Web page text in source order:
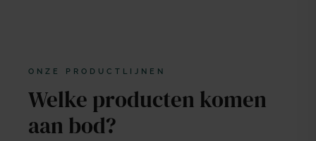
ONZE PRODUCTLIJNEN
Welke producten komen
aan bod?